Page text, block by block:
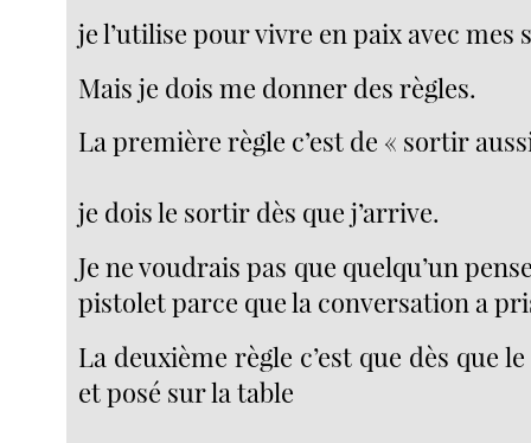
je l’utilise pour vivre en paix avec mes
Mais je dois me donner des règles.
La première règle c’est de « sortir
je dois le sortir dès que j’arrive.
Je ne voudrais pas que quelqu’un
pistolet parce que la conversation a
La deuxième règle c’est que dès que
et posé sur la table